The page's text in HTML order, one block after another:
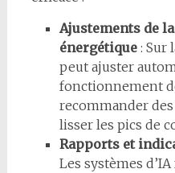
Ajustements de
énergétique: Sur
peut ajuster
fonctionnement
recommander
lisser les pics de
Rapports et
Les systèmes